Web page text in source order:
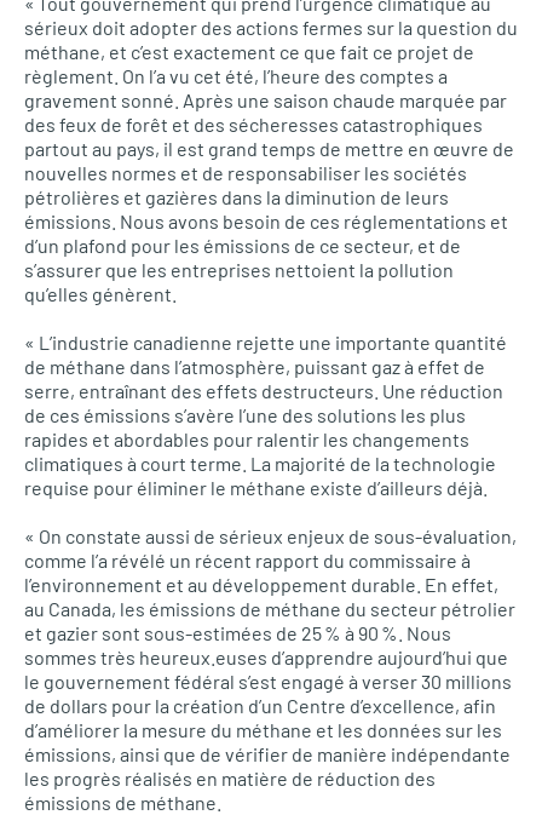
sérieux doit adopter des actions fermes sur la question du
méthane, et c’est exactement ce que fait ce projet de
règlement. On l’a vu cet été, l’heure des comptes a
gravement sonné. Après une saison chaude marquée par
des feux de forêt et des sécheresses catastrophiques
partout au pays, il est grand temps de mettre en œuvre de
nouvelles normes et de responsabiliser les sociétés
pétrolières et gazières dans la diminution de leurs
émissions. Nous avons besoin de ces réglementations et
d’un plafond pour les émissions de ce secteur, et de
s’assurer que les entreprises nettoient la pollution
qu’elles génèrent.
« L’industrie canadienne rejette une importante quantité
de méthane dans l’atmosphère, puissant gaz à effet de
serre, entraînant des effets destructeurs. Une réduction
de ces émissions s’avère l’une des solutions les plus
rapides et abordables pour ralentir les changements
climatiques à court terme. La majorité de la technologie
requise pour éliminer le méthane existe d’ailleurs déjà.
« On constate aussi de sérieux enjeux de sous-évaluation,
comme l’a révélé un récent rapport du commissaire à
l’environnement et au développement durable. En effet,
au Canada, les émissions de méthane du secteur pétrolier
et gazier sont sous-estimées de 25 % à 90 %. Nous
sommes très heureux.euses d’apprendre aujourd’hui que
le gouvernement fédéral s’est engagé à verser 30 millions
de dollars pour la création d’un Centre d’excellence, afin
d’améliorer la mesure du méthane et les données sur les
émissions, ainsi que de vérifier de manière indépendante
les progrès réalisés en matière de réduction des
émissions de méthane.